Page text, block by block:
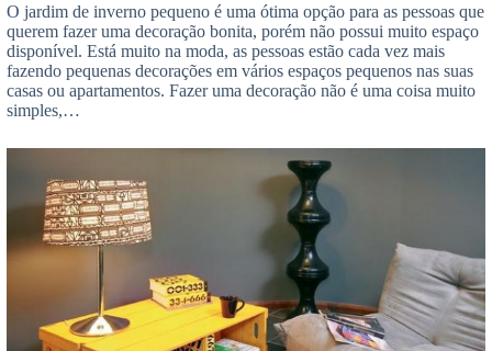
O jardim de inverno pequeno é uma ótima opção para as pessoas que
querem fazer uma decoração bonita, porém não possui muito espaço
disponível. Está muito na moda, as pessoas estão cada vez mais
fazendo pequenas decorações em vários espaços pequenos nas suas
casas ou apartamentos. Fazer uma decoração não é uma coisa muito
simples,…